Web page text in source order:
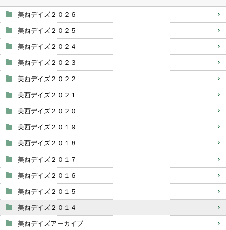
美西デイズ２０２６
美西デイズ２０２５
美西デイズ２０２４
美西デイズ２０２３
美西デイズ２０２２
美西デイズ２０２１
美西デイズ２０２０
美西デイズ２０１９
美西デイズ２０１８
美西デイズ２０１７
美西デイズ２０１６
美西デイズ２０１５
美西デイズ２０１４
美西デイズアーカイブ